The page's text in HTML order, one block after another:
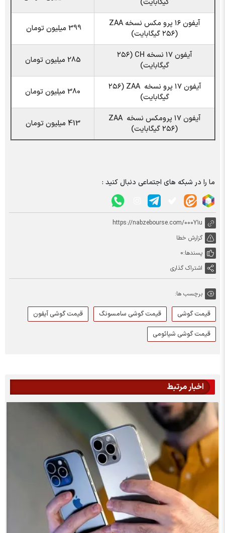
آیفون ۱۶ پرو مکس نسخه ZAA
(۲۵۶ گیگابایت)
399 میلیون تومان
آیفون ۱۷ نسخه CH (۲۵۶
گیگابایت)
285 میلیون تومان
آیفون ۱۷ پرو نسخه ZAA (۲۵۶
گیگابایت)
380 میلیون تومان
آیفون ۱۷ پرومکس نسخه ZAA
(۲۵۶ گیگابایت)
413 میلیون تومان
ما را در شبکه های اجتماعی دنبال کنید :
https://nabzebourse.com/000Y1u
گزارش خطا
پسندها:0
اشتراک گذاری
برچسب ها:
قیمت گوشی قیمت گوشی سامسونگ
قیمت گوشی آیفون
قیمت گوشی شیائومی
اخبار مرتبط